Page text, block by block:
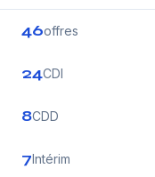
46offres
24CDI
8CDD
7Intérim